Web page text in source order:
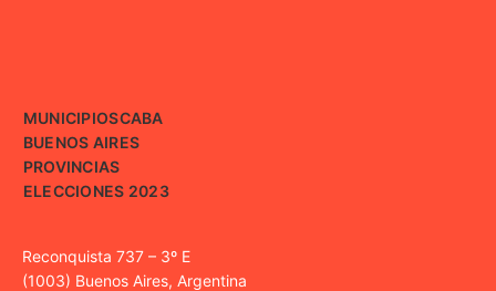
MUNICIPIOSCABA
BUENOS AIRES
PROVINCIAS
ELECCIONES 2023
Reconquista 737 – 3º E
(1003) Buenos Aires, Argentina